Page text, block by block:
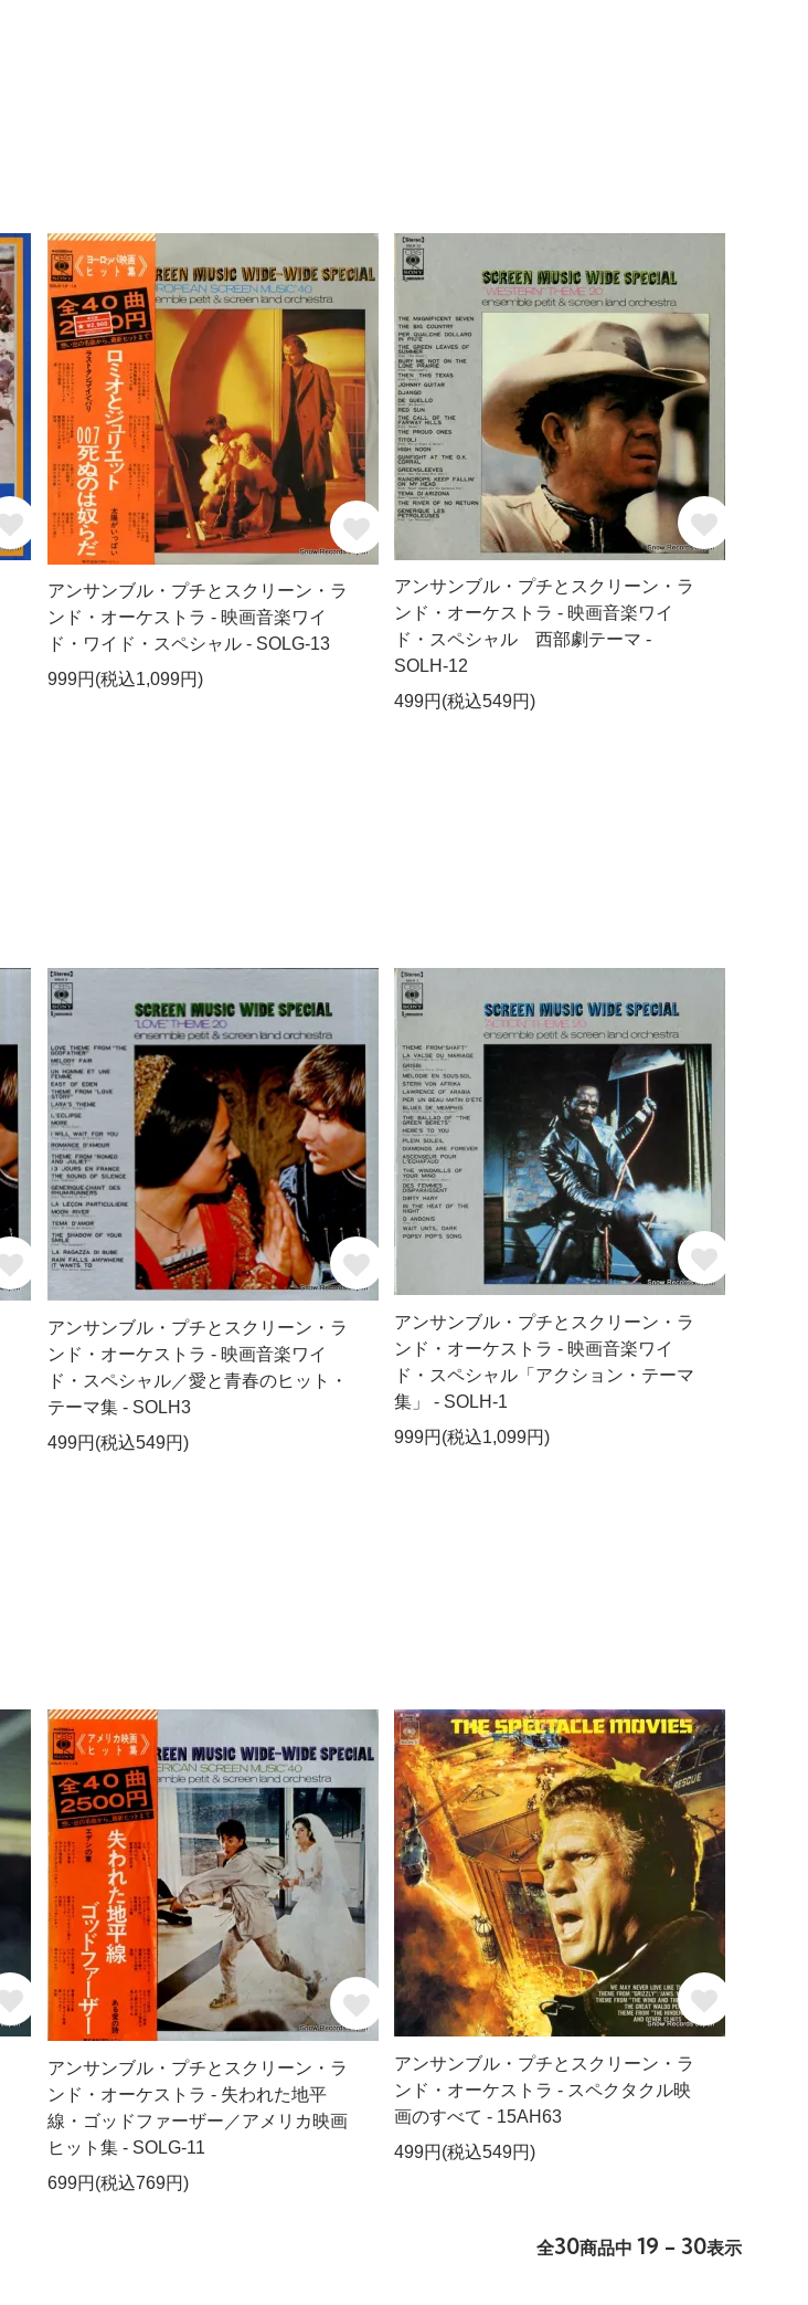
アンサンブル・プチとスクリーン・ラ
ンド・オーケストラ - 映画音楽ワイ
ド・ワイド・スペシャル - SOLG-13
999円(税込1,099円)
アンサンブル・プチとスクリーン・ラ
ンド・オーケストラ - 映画音楽ワイ
ド・スペシャル 西部劇テーマ -
SOLH-12
499円(税込549円)
アンサンブル・プチとスクリーン・ラ
ンド・オーケストラ - 映画音楽ワイ
ド・スペシャル／愛と青春のヒット・
テーマ集 - SOLH3
499円(税込549円)
アンサンブル・プチとスクリーン・ラ
ンド・オーケストラ - 映画音楽ワイ
ド・スペシャル「アクション・テーマ
集」 - SOLH-1
999円(税込1,099円)
アンサンブル・プチとスクリーン・ラ
ンド・オーケストラ - 失われた地平
線・ゴッドファーザー／アメリカ映画
ヒット集 - SOLG-11
699円(税込769円)
アンサンブル・プチとスクリーン・ラ
ンド・オーケストラ - スペクタクル映
画のすべて - 15AH63
499円(税込549円)
全30商品中 19 - 30表示